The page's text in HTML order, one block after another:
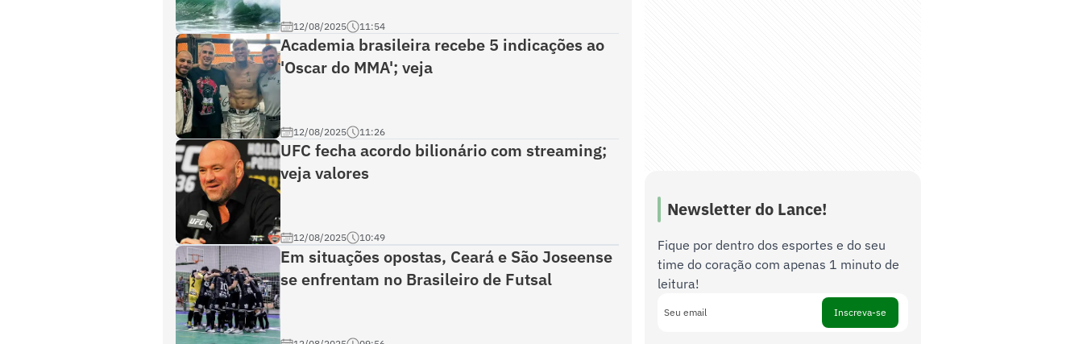
12/08/2025 11:54
Academia brasileira recebe 5 indicações ao
'Oscar do MMA'; veja
12/08/2025 11:26
UFC fecha acordo bilionário com streaming;
veja valores
12/08/2025 10:49
Em situações opostas, Ceará e São Joseense
se enfrentam no Brasileiro de Futsal
Newsletter do Lance!
Fique por dentro dos esportes e do seu
time do coração com apenas 1 minuto de
leitura!
Inscreva-se